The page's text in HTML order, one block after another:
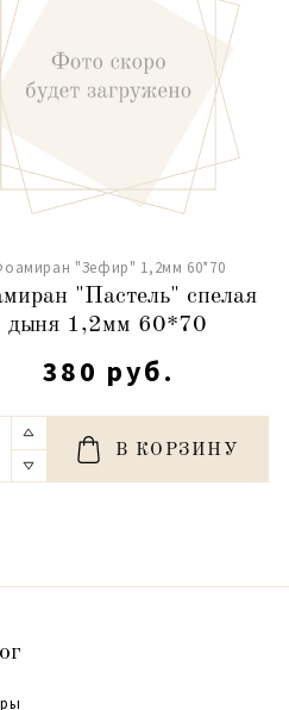
"Зефир" 1,2мм 60*70
"Пастель" спелая
дыня 1,2мм 60*70
380 руб.
В КОРЗИНУ